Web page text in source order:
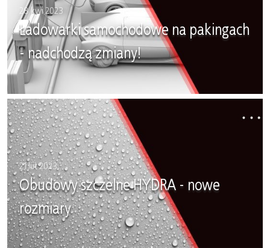
28 kwi 2023
Ładowarki samochodowe na pakingach
- nadchodzą zmiany!
21 lut 2023
Obudowy szczelne HYDRA - nowe
rozmiary